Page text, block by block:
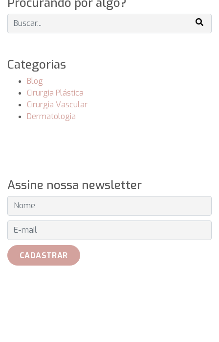
Categorias
Blog
Cirurgia Plástica
Cirurgia Vascular
Dermatologia
Assine nossa newsletter
E-MAIL
CADASTRAR